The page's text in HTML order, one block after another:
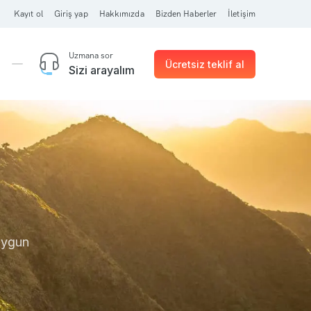
Kayıt ol Giriş yap Hakkımızda Bizden Haberler İletişim
Uzmana sor
Sizi arayalım Ücretsiz teklif al